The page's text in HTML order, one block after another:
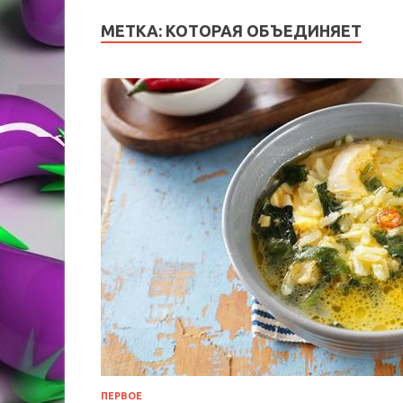
МЕТКА: КОТОРАЯ ОБЪЕДИНЯЕТ
ПЕРВОЕ